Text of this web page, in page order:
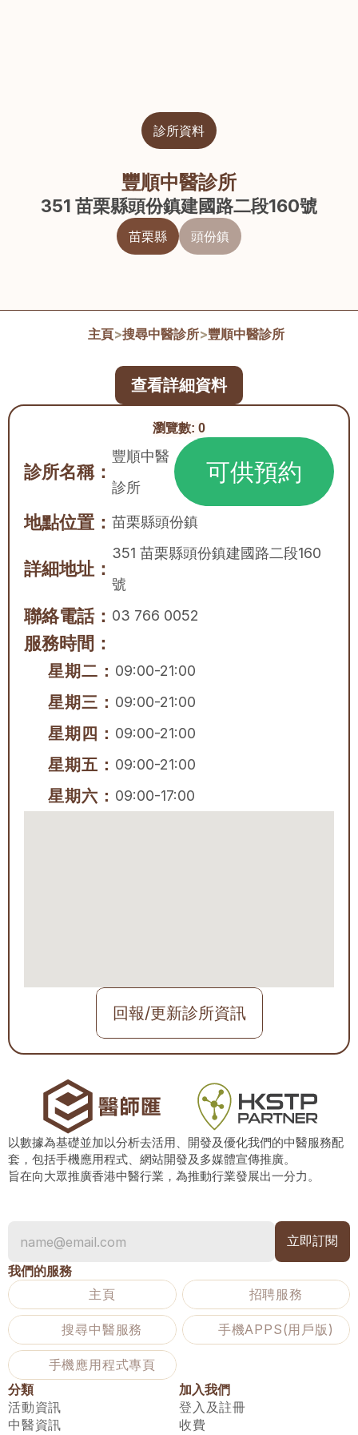
診所資料
豐順中醫診所
351 苗栗縣頭份鎮建國路二段160號
苗栗縣 頭份鎮
主頁>搜尋中醫診所>豐順中醫診所
瀏覽數: 0
診所名稱：
豐順中醫
診所
可供預約
地點位置： 苗栗縣頭份鎮
詳細地址：
351 苗栗縣頭份鎮建國路二段160
號
聯絡電話： 03 766 0052
服務時間：
星期二： 09:00-21:00
星期三： 09:00-21:00
星期四： 09:00-21:00
星期五： 09:00-21:00
星期六： 09:00-17:00
回報/更新診所資訊
查看詳細資料
以數據為基礎並加以分析去活用、開發及優化我們的中醫服務配
套，包括手機應用程式、網站開發及多媒體宣傳推廣。
旨在向大眾推廣香港中醫行業，為推動行業發展出一分力。
我們的服務
主頁
招聘服務
搜尋中醫服務 手機APPS(用戶版)
手機應用程式專頁
分類
活動資訊
中醫資訊
加入我們
登入及註冊
收費